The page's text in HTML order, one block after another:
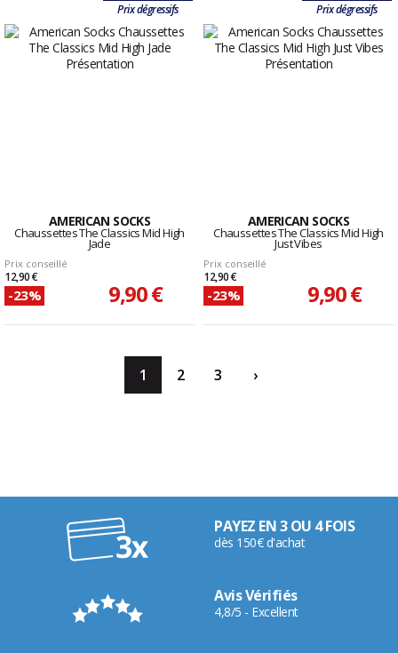
Prix dégressifs
AMERICAN SOCKS
Chaussettes The Classics Mid High
Jade
Prix conseillé
12,90 €
-23% 9,90 €
Prix dégressifs
AMERICAN SOCKS
Chaussettes The Classics Mid High
Just Vibes
Prix conseillé
12,90 €
-23% 9,90 €
1 2 3 ›
PAYEZ EN 3 OU 4 FOIS
dès 150€ d'achat
Avis Vérifiés
4,8/5 - Excellent